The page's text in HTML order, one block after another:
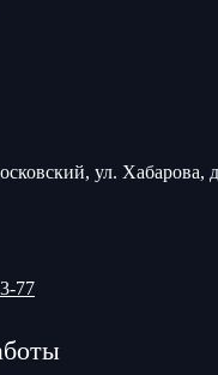
ул. Хабарова,
77